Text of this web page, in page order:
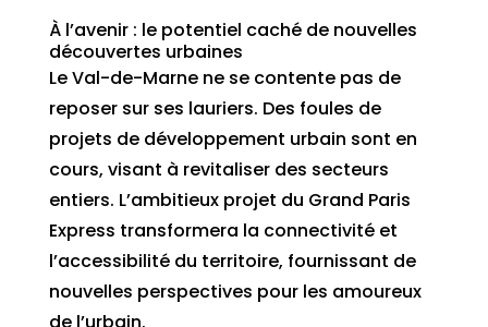
À l’avenir : le potentiel caché de nouvelles
découvertes urbaines
Le Val-de-Marne ne se contente pas de
reposer sur ses lauriers. Des foules de
projets de développement urbain sont en
cours, visant à revitaliser des secteurs
entiers. L’ambitieux projet du Grand Paris
Express transformera la connectivité et
l’accessibilité du territoire, fournissant de
nouvelles perspectives pour les amoureux
de l’urbain.